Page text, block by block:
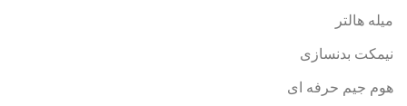
میله هالتر
نیمکت بدنسازی
هوم جیم حرفه ای